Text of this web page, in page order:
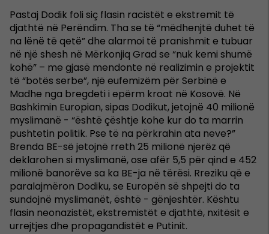
Pastaj Dodik foli siç flasin racistët e ekstremit të
djathtë në Perëndim. Tha se të “mëdhenjtë duhet të
na lënë të qetë” dhe alarmoi të pranishmit e tubuar
në një shesh në Mërkonjiq Grad se “nuk kemi shumë
kohë” – me gjasë mendonte në realizimin e projektit
të “botës serbe”, një eufemizëm për Serbinë e
Madhe nga bregdeti i epërm kroat në Kosovë. Në
Bashkimin Europian, sipas Dodikut, jetojnë 40 milionë
myslimanë - “është çështje kohe kur do ta marrin
pushtetin politik. Pse të na përkrahin ata neve?”
Brenda BE-së jetojnë rreth 25 milionë njerëz që
deklarohen si myslimanë, ose afër 5,5 për qind e 452
milionë banorëve sa ka BE-ja në tërësi. Rreziku që e
paralajmëron Dodiku, se Europën së shpejti do ta
sundojnë myslimanët, është - gënjeshtër. Kështu
flasin neonazistët, ekstremistët e djathtë, nxitësit e
urrejtjes dhe propagandistët e Putinit.